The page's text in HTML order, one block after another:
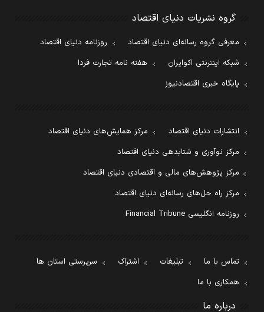
گروه نشریات دنیای اقتصاد
معرفی گروه رسانه‌ای دنیای اقتصاد
روزنامه دنیای اقتصاد
شبکه اینترنتی اکوایران
هفته نامه تجارت فردا
پایگاه خبری اقتصادنیوز
انتشارات دنیای اقتصاد
مرکز همایش‌های دنیای اقتصاد
مرکز نوآوری و شتابدهی دنیای اقتصاد
مرکز پژوهش‌های مالی و اقتصادی دنیای اقتصاد
مرکز راه حل‌های رسانه‌ای دنیای اقتصاد
روزنامه انگلیسی Financial Tribune
تماس با ما تبلیغات اشتراک
سرپرستی استان ها
همکاری با ما
درباره ما